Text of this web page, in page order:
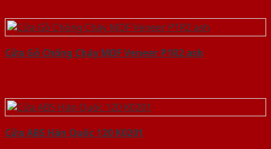
Cửa Gỗ Chống Cháy MDF Veneer P1R2 ash
Cửa ABS Hàn Quốc 120 K0201